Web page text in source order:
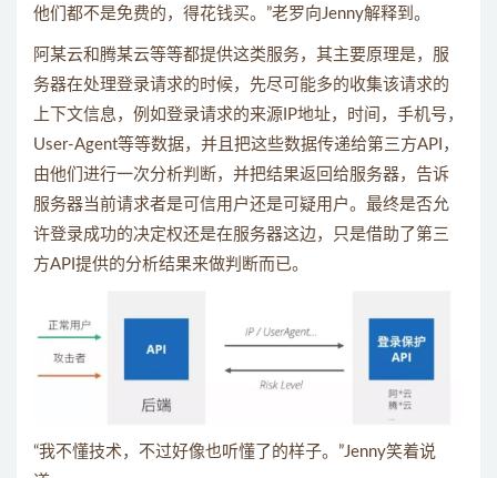
他们都不是免费的，得花钱买。”老罗向Jenny解释到。
阿某云和腾某云等等都提供这类服务，其主要原理是，服
务器在处理登录请求的时候，先尽可能多的收集该请求的
上下文信息，例如登录请求的来源IP地址，时间，手机号，
User-Agent等等数据，并且把这些数据传递给第三方API，
由他们进行一次分析判断，并把结果返回给服务器，告诉
服务器当前请求者是可信用户还是可疑用户。最终是否允
许登录成功的决定权还是在服务器这边，只是借助了第三
方API提供的分析结果来做判断而已。
“我不懂技术，不过好像也听懂了的样子。”Jenny笑着说